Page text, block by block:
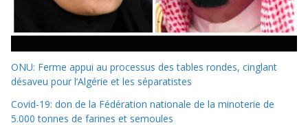
ONU: Ferme appui au processus des tables rondes, cinglant
désaveu pour l’Algérie et les séparatistes
Covid-19: don de la Fédération nationale de la minoterie de
5.000 tonnes de farines et semoules